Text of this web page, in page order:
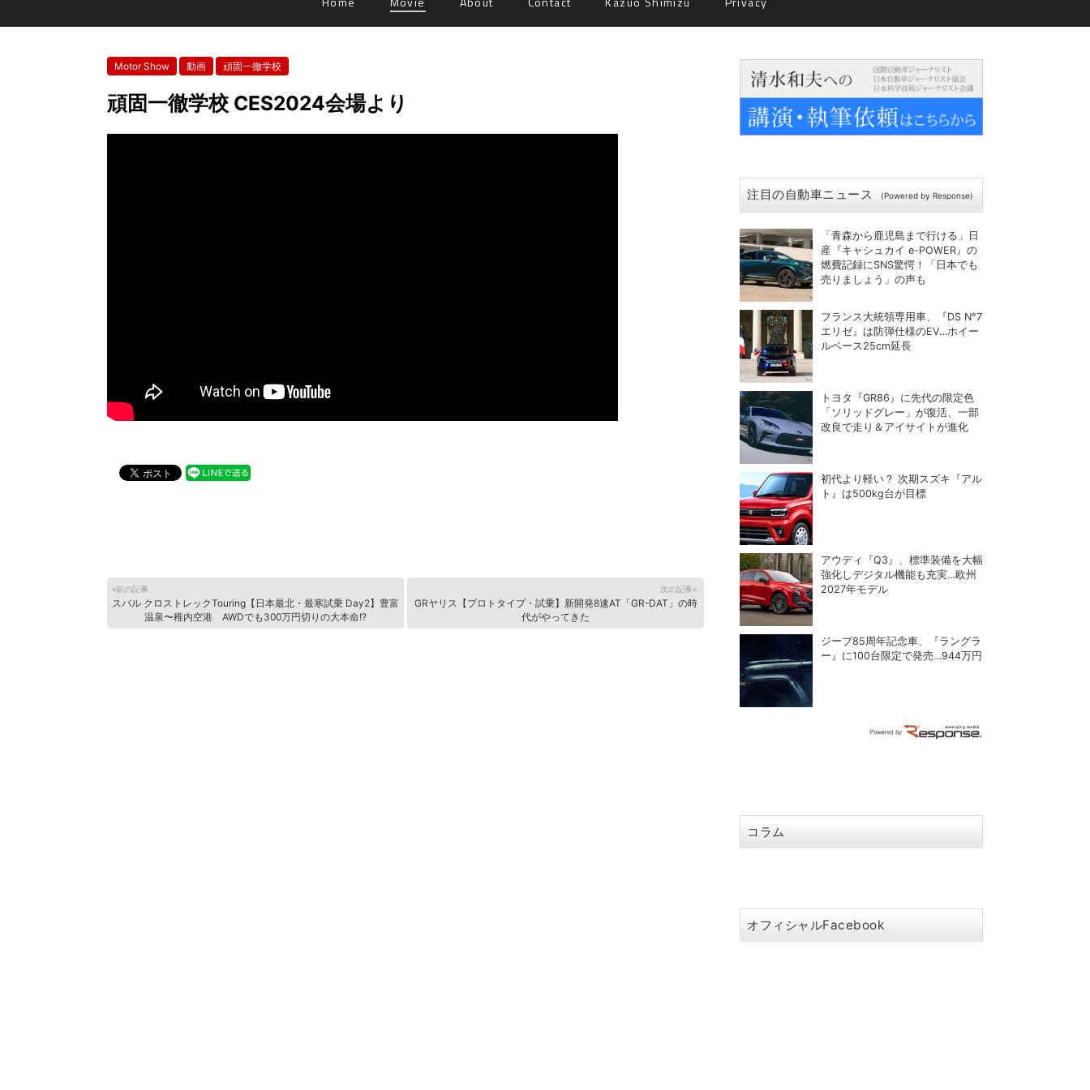
Motor Show 動画 頑固一徹学校
頑固一徹学校 CES2024会場より
«前の記事
スバル クロストレックTouring【日本最北・最寒試乗 Day2】豊富
温泉〜稚内空港 AWDでも300万円切りの大本命!?
次の記事»
GRヤリス【プロトタイプ・試乗】新開発8速AT「GR-DAT」の時
代がやってきた
注目の自動車ニュース (Powered by Response)
「青森から鹿児島まで行ける」日
産『キャシュカイ e-POWER』の
燃費記録にSNS驚愕！「日本でも
売りましょう」の声も
フランス大統領専用車、『DS N°7
エリゼ』は防弾仕様のEV…ホイー
ルベース25cm延長
トヨタ『GR86』に先代の限定色
「ソリッドグレー」が復活、一部
改良で走り＆アイサイトが進化
初代より軽い？ 次期スズキ『アル
ト』は500kg台が目標
アウディ『Q3』、標準装備を大幅
強化しデジタル機能も充実…欧州
2027年モデル
ジープ85周年記念車、『ラングラ
ー』に100台限定で発売…944万円
コラム
オフィシャルFacebook